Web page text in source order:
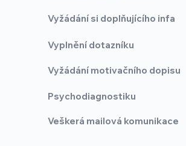
Vyžádání si doplňujícího infa
Vyplnění dotazníku
Vyžádání motivačního dopisu
Psychodiagnostiku
Veškerá mailová komunikace